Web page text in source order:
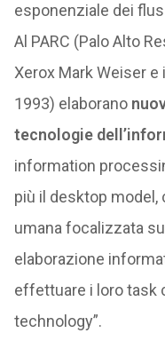
esponenziale dei
Al PARC (Palo Alto
Xerox Mark Weiser e
1993) elaborano
tecnologie
information
più il desktop model,
umana focalizzata
elaborazione
effettuare i loro task
technology”.